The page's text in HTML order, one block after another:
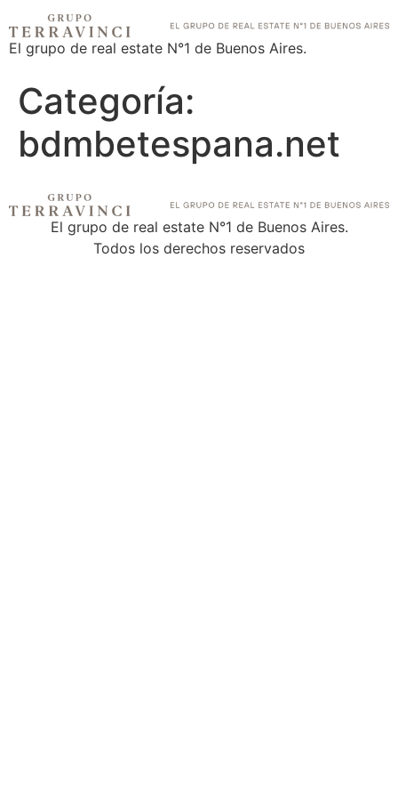
El grupo de real estate N°1 de Buenos Aires.
Categoría:
bdmbetespana.net
El grupo de real estate N°1 de Buenos Aires.
Todos los derechos reservados